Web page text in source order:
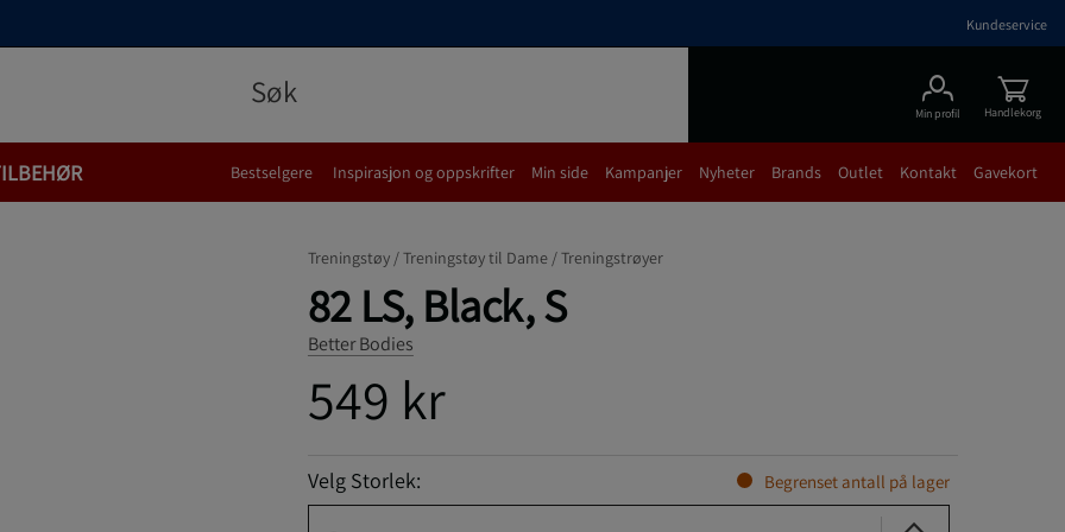
Kundeservice
Min profil Handlekorg
Bestselgere Inspirasjon og oppskrifter Min side Kampanjer Nyheter Brands Outlet Kontakt Gavekort
Treningstøy /Treningstøy til Dame /Treningstrøyer
82 LS, Black, S
Better Bodies
549 kr
Velg Storlek: Begrenset antall på lager